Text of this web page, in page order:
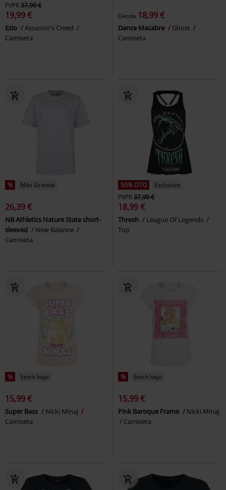
PVPR37,99 €
19,99 €
Ezio
Assassin's Creed
Camiseta
Desde 18,99 €
Dance Macabre
Ghost
Camiseta
% Más Grande
26,39 €
NB Athletics Nature State short-
sleeved
New Balance
Camiseta
50% DTO
Exclusivo
PVPR37,99 €
18,99 €
Thresh
League Of Legends
Top
% Stock bajo
15,99 €
Super Bass
Nicki Minaj
Camiseta
% Stock bajo
15,99 €
Pink Baroque Frame
Nicki Minaj
Camiseta